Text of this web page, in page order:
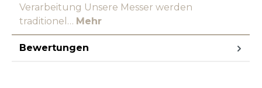
Verarbeitung Unsere Messer werden
traditionel… Mehr
Bewertungen